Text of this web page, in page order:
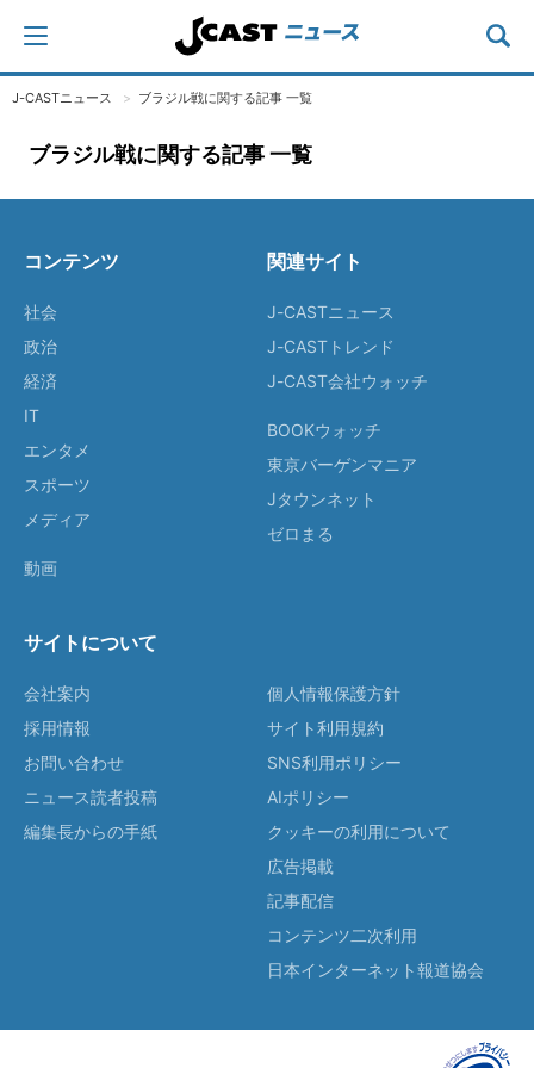
J-CASTニュース ブラジル戦に関する記事 一覧
ブラジル戦に関する記事 一覧
コンテンツ
社会
政治
経済
IT
エンタメ
スポーツ
メディア
動画
関連サイト
J-CASTニュース
J-CASTトレンド
J-CAST会社ウォッチ
BOOKウォッチ
東京バーゲンマニア
Jタウンネット
ゼロまる
サイトについて
会社案内
採用情報
お問い合わせ
ニュース読者投稿
編集長からの手紙
個人情報保護方針
サイト利用規約
SNS利用ポリシー
AIポリシー
クッキーの利用について
広告掲載
記事配信
コンテンツ二次利用
日本インターネット報道協会